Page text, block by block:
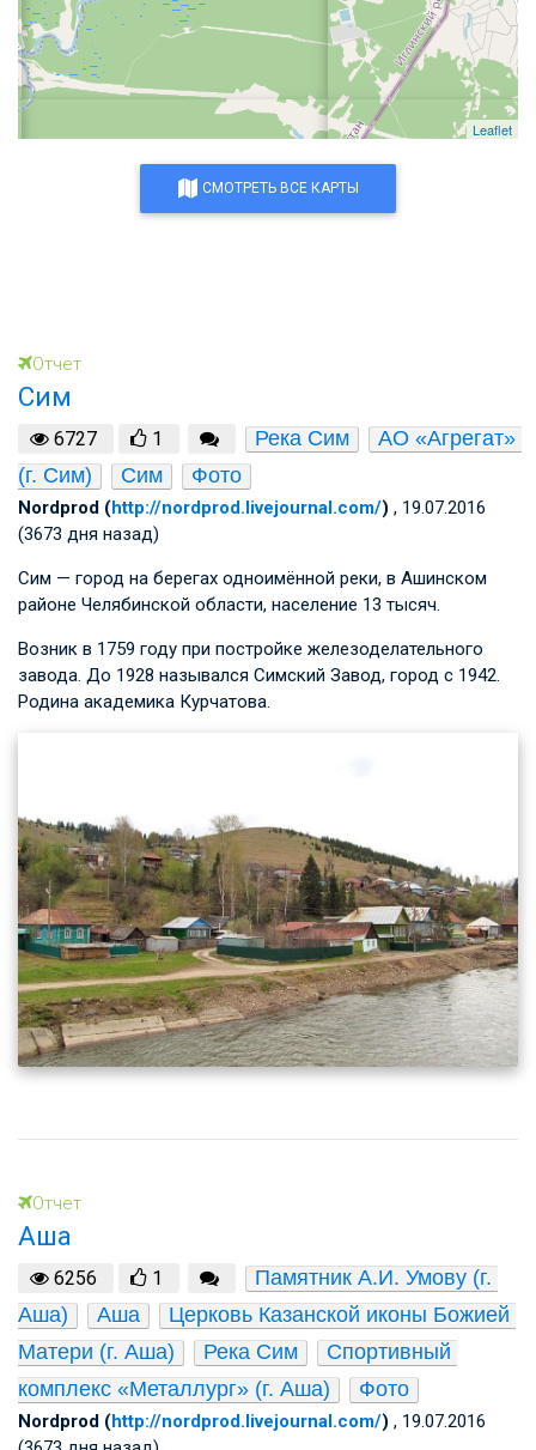
Leaflet
СМОТРЕТЬ ВСЕ КАРТЫ
Отчет
Сим
6727 1 Река Сим
АО «Агрегат»
(г. Сим)
Сим Фото
Nordprod (http://nordprod.livejournal.com/) , 19.07.2016
(3673 дня назад)
Сим — город на берегах одноимённой реки, в Ашинском
районе Челябинской области, население 13 тысяч.
Возник в 1759 году при постройке железоделательного
завода. До 1928 назывался Симский Завод, город с 1942.
Родина академика Курчатова.
Отчет
Аша
6256 1
Памятник А.И. Умову (г.
Аша)
Аша
Церковь Казанской иконы Божией
Матери (г. Аша)
Река Сим
Спортивный
комплекс «Металлург» (г. Аша)
Фото
Nordprod (http://nordprod.livejournal.com/) , 19.07.2016